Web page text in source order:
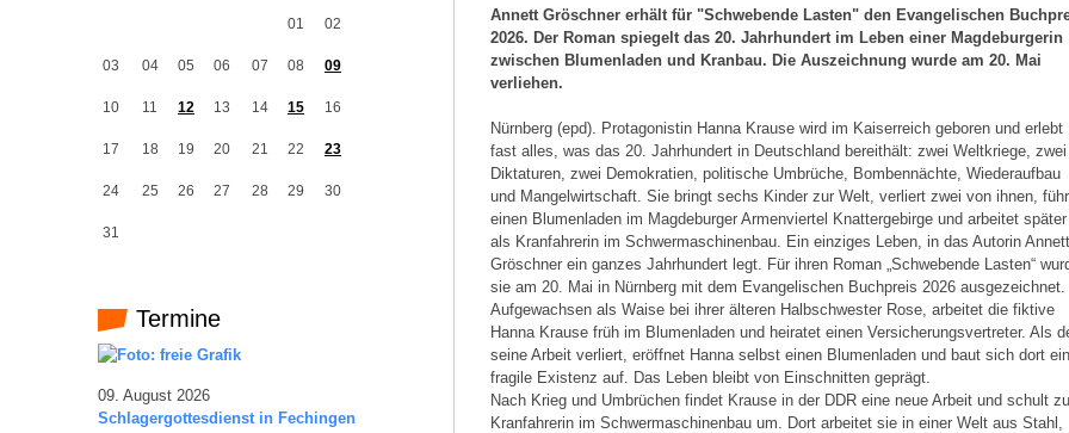
01 02
03 04 05 06 07 08 09
10 11 12 13 14 15 16
17 18 19 20 21 22 23
24 25 26 27 28 29 30
31
Termine
09. August 2026
Schlagergottesdienst in Fechingen
Annett Gröschner erhält für "Schwebende Lasten" den Evangelischen
2026. Der Roman spiegelt das 20. Jahrhundert im Leben einer Magdeburgerin
zwischen Blumenladen und Kranbau. Die Auszeichnung wurde am 20. Mai
verliehen.
Nürnberg (epd). Protagonistin Hanna Krause wird im Kaiserreich geboren und erlebt
fast alles, was das 20. Jahrhundert in Deutschland bereithält: zwei Weltkriege, zwei
Diktaturen, zwei Demokratien, politische Umbrüche, Bombennächte, Wiederaufbau
und Mangelwirtschaft. Sie bringt sechs Kinder zur Welt, verliert zwei von ihnen,
einen Blumenladen im Magdeburger Armenviertel Knattergebirge und arbeitet später
als Kranfahrerin im Schwermaschinenbau. Ein einziges Leben, in das Autorin Annett
Gröschner ein ganzes Jahrhundert legt. Für ihren Roman „Schwebende Lasten“
sie am 20. Mai in Nürnberg mit dem Evangelischen Buchpreis 2026 ausgezeichnet.
Aufgewachsen als Waise bei ihrer älteren Halbschwester Rose, arbeitet die fiktive
Hanna Krause früh im Blumenladen und heiratet einen Versicherungsvertreter. Als
seine Arbeit verliert, eröffnet Hanna selbst einen Blumenladen und baut sich dort
fragile Existenz auf. Das Leben bleibt von Einschnitten geprägt.
Nach Krieg und Umbrüchen findet Krause in der DDR eine neue Arbeit und schult
Kranfahrerin im Schwermaschinenbau um. Dort arbeitet sie in einer Welt aus Stahl,